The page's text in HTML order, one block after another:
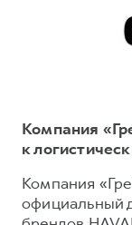
F7
Кредитный
Страхование
Кредит
Электронный
Компания
к
Компания
официальный